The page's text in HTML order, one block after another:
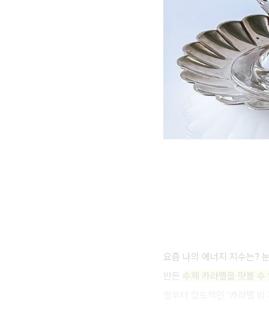
요즘 나의 에너지 지수는?
만든 수제 카라멜을 맛볼